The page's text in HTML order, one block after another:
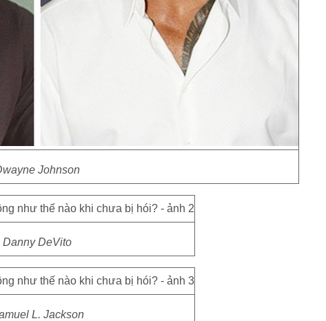
Johnson
Danny DeVito
L. Jackson